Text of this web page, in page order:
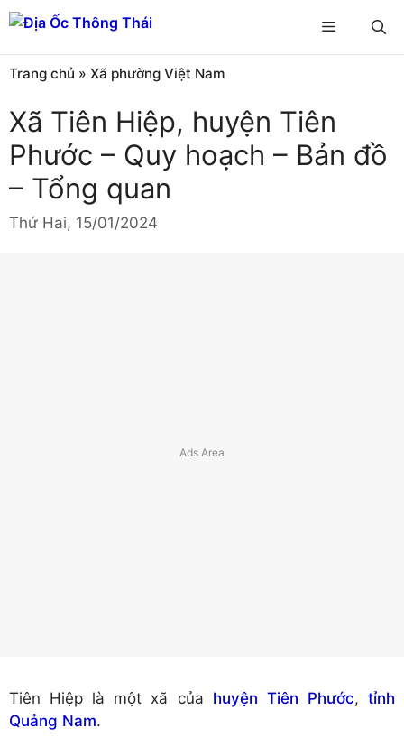
Chuyển
đến
nội
dung
Menu
Trang chủ » Xã phường Việt Nam
Xã Tiên Hiệp, huyện Tiên
Phước – Quy hoạch – Bản đồ
– Tổng quan
Thứ Hai, 15/01/2024
Tiên Hiệp là một xã của huyện Tiên Phước,tỉnh
Quảng Nam.